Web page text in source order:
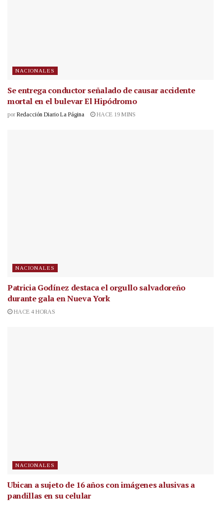
NACIONALES
Se entrega conductor señalado de causar accidente
mortal en el bulevar El Hipódromo
por Redacción Diario La Página HACE 19 MINS
NACIONALES
Patricia Godínez destaca el orgullo salvadoreño
durante gala en Nueva York
HACE 4 HORAS
NACIONALES
Ubican a sujeto de 16 años con imágenes alusivas a
pandillas en su celular